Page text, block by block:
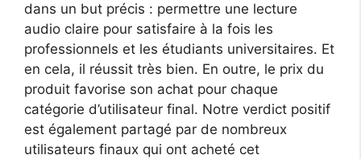
dans un but précis : permettre une lecture
audio claire pour satisfaire à la fois les
professionnels et les étudiants universitaires. Et
en cela, il réussit très bien. En outre, le prix du
produit favorise son achat pour chaque
catégorie d’utilisateur final. Notre verdict positif
est également partagé par de nombreux
utilisateurs finaux qui ont acheté cet